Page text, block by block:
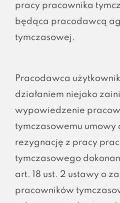
pracy pracownika
będąca pracodawcą
tymczasowej.
Pracodawca
działaniem niejako
wypowiedzenie
tymczasowemu umowy
rezygnację z pracy
tymczasowego
art. 18 ust. 2 ustawy o
pracowników